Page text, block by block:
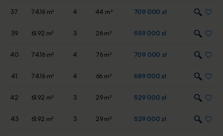
37 74.16 m² 4 44 m² 709 000 zł
39 61.92 m² 3 26 m² 559 000 zł
40 74.16 m² 4 76 m² 709 000 zł
41 74.16 m² 4 66 m² 689 000 zł
42 61.92 m² 3 29 m² 529 000 zł
43 61.92 m² 3 29 m² 529 000 zł